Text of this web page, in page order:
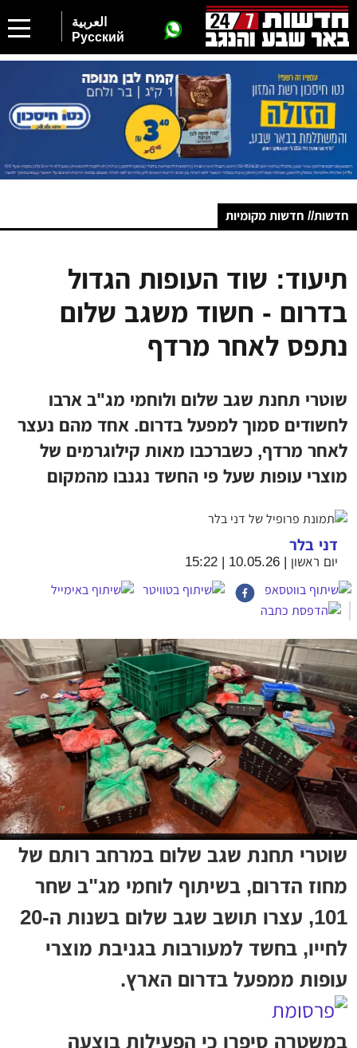
العربية
Русский
חדשות// חדשות מקומיות
תיעוד: שוד העופות הגדול
בדרום - חשוד משגב שלום
נתפס לאחר מרדף
שוטרי תחנת שגב שלום ולוחמי מג"ב ארבו
לחשודים סמוך למפעל בדרום. אחד מהם נעצר
לאחר מרדף, כשברכבו מאות קילוגרמים של
מוצרי עופות שעל פי החשד נגנבו מהמקום
דני בלר
יום ראשון | 10.05.26 | 15:22
שוטרי תחנת שגב שלום במרחב רותם של
מחוז הדרום, בשיתוף לוחמי מג"ב שחר
101, עצרו תושב שגב שלום בשנות ה-20
לחייו, בחשד למעורבות בגניבת מוצרי
עופות ממפעל בדרום הארץ.
במשטרה סיפרו כי הפעילות בוצעה